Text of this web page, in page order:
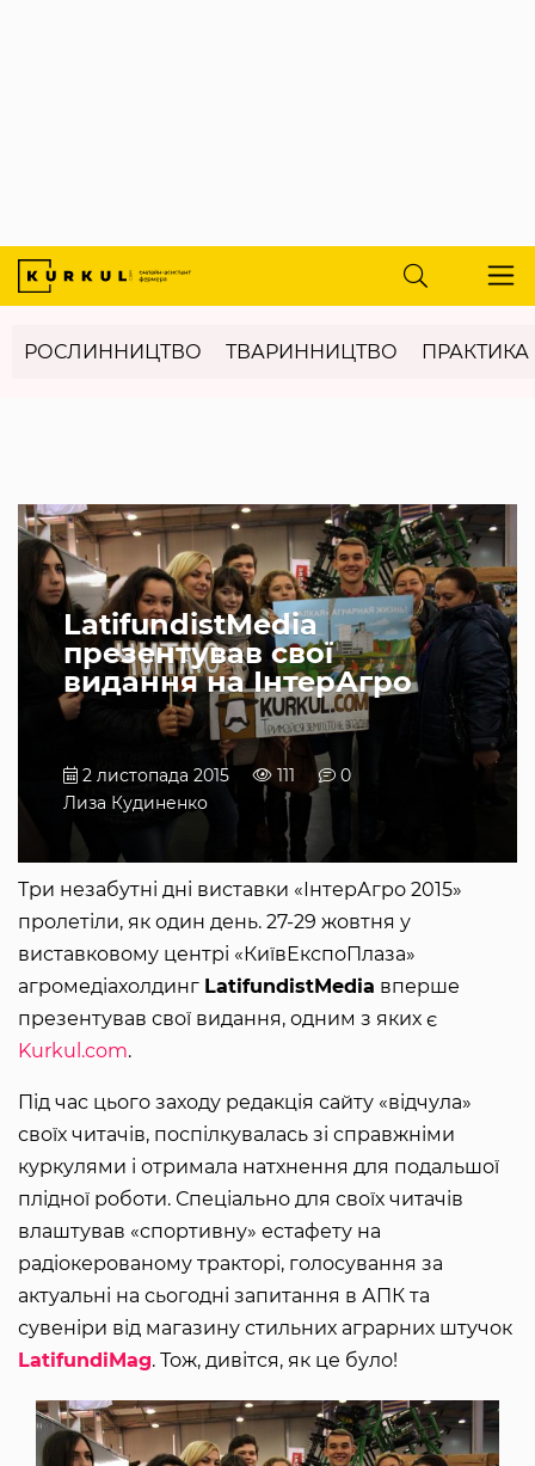
РОСЛИННИЦТВО ТВАРИННИЦТВО ПРАКТИКА
LatifundistMedia
презентував свої
видання на ІнтерАгро
2 листопада 2015 111
0
Лиза Кудиненко
Три незабутні дні виставки «ІнтерАгро 2015»
пролетіли, як один день. 27-29 жовтня у
виставковому центрі «КиївЕкспоПлаза»
агромедіахолдинг LatifundistMedia вперше
презентував свої видання, одним з яких є
Kurkul.com.
Під час цього заходу редакція сайту «відчула»
своїх читачів, поспілкувалась зі справжніми
куркулями і отримала натхнення для подальшої
плідної роботи. Спеціально для своїх читачів
влаштував «спортивну» естафету на
радіокерованому тракторі, голосування за
актуальні на сьогодні запитання в АПК та
сувеніри від магазину стильних аграрних штучок
LatifundiMag. Тож, дивітся, як це було!